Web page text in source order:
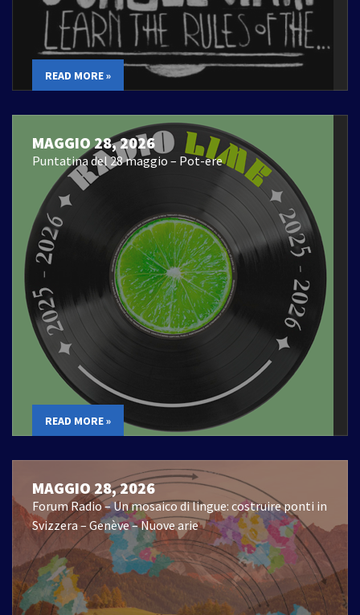
READ MORE »
MAGGIO 28, 2026
Puntatina del 28 maggio – Pot-ere
READ MORE »
MAGGIO 28, 2026
Forum Radio – Un mosaico di lingue: costruire ponti in
Svizzera – Genève – Nuove arie